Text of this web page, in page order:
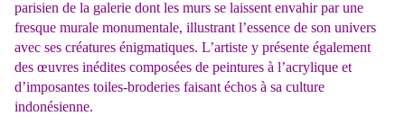
parisien de la galerie dont les murs se laissent envahir par une
fresque murale monumentale, illustrant l’essence de son univers
avec ses créatures énigmatiques. L’artiste y présente également
des œuvres inédites composées de peintures à l’acrylique et
d’imposantes toiles-broderies faisant échos à sa culture
indonésienne.